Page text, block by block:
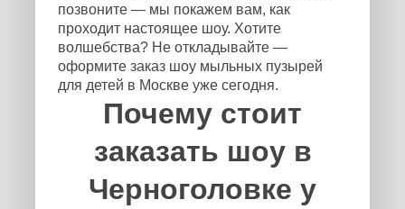
позвоните — мы покажем вам, как
проходит настоящее шоу. Хотите
волшебства? Не откладывайте —
оформите заказ шоу мыльных пузырей
для детей в Москве уже сегодня.
Почему стоит
заказать шоу в
Черноголовке у